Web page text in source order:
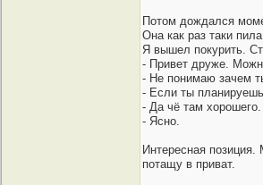
Потом дождался
Она как раз таки
Я вышел покурить.
- Привет друже.
- Не понимаю зачем
- Если ты
- Да чё там
- Ясно.
Интересная
потащу в приват.